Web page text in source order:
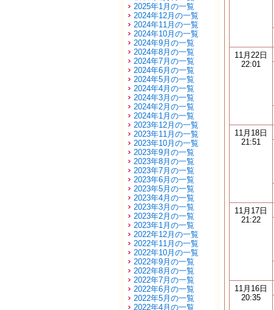
2025年1月の一覧
2024年12月の一覧
2024年11月の一覧
2024年10月の一覧
2024年9月の一覧
2024年8月の一覧
2024年7月の一覧
2024年6月の一覧
2024年5月の一覧
2024年4月の一覧
2024年3月の一覧
2024年2月の一覧
2024年1月の一覧
2023年12月の一覧
2023年11月の一覧
2023年10月の一覧
2023年9月の一覧
2023年8月の一覧
2023年7月の一覧
2023年6月の一覧
2023年5月の一覧
2023年4月の一覧
2023年3月の一覧
2023年2月の一覧
2023年1月の一覧
2022年12月の一覧
2022年11月の一覧
2022年10月の一覧
2022年9月の一覧
2022年8月の一覧
2022年7月の一覧
2022年6月の一覧
2022年5月の一覧
2022年4月の一覧
11月22日
22:01
11月18日
21:51
11月17日
21:22
11月16日
20:35